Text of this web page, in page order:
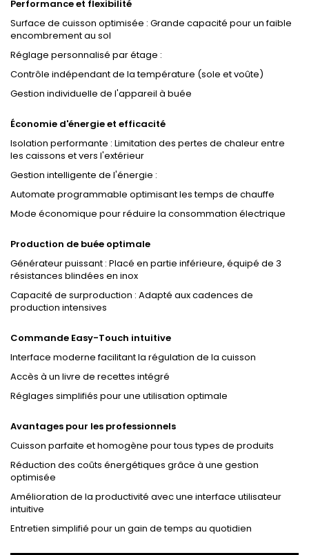
Performance et flexibilité
Surface de cuisson optimisée : Grande capacité pour un faible
encombrement au sol
Réglage personnalisé par étage :
Contrôle indépendant de la température (sole et voûte)
Gestion individuelle de l'appareil à buée
Économie d'énergie et efficacité
Isolation performante : Limitation des pertes de chaleur entre
les caissons et vers l'extérieur
Gestion intelligente de l'énergie :
Automate programmable optimisant les temps de chauffe
Mode économique pour réduire la consommation électrique
Production de buée optimale
Générateur puissant : Placé en partie inférieure, équipé de 3
résistances blindées en inox
Capacité de surproduction : Adapté aux cadences de
production intensives
Commande Easy-Touch intuitive
Interface moderne facilitant la régulation de la cuisson
Accès à un livre de recettes intégré
Réglages simplifiés pour une utilisation optimale
Avantages pour les professionnels
Cuisson parfaite et homogène pour tous types de produits
Réduction des coûts énergétiques grâce à une gestion
optimisée
Amélioration de la productivité avec une interface utilisateur
intuitive
Entretien simplifié pour un gain de temps au quotidien